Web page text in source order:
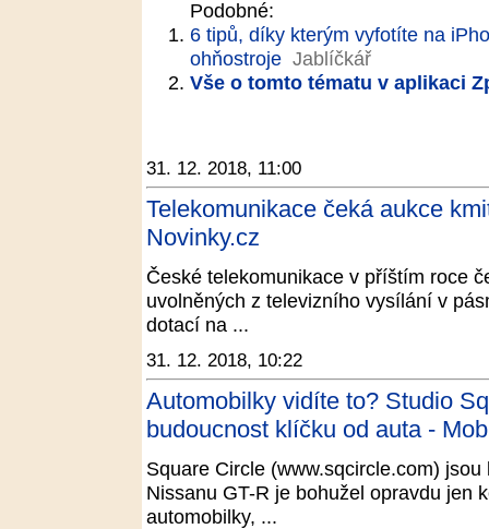
Podobné:
6 tipů, díky kterým vyfotíte na
ohňostroje Jablíčkář
Vše o tomto tématu v aplikaci
31. 12. 2018, 11:00
Telekomunikace čeká aukce
Novinky.cz
České telekomunikace v příštím roce
uvolněných z televizního vysílání v
dotací na ...
31. 12. 2018, 10:22
Automobilky vidíte to? Studio
budoucnost klíčku od auta -
Square Circle (www.sqcircle.com)
Nissanu GT-R je bohužel opravdu jen
automobilky, ...